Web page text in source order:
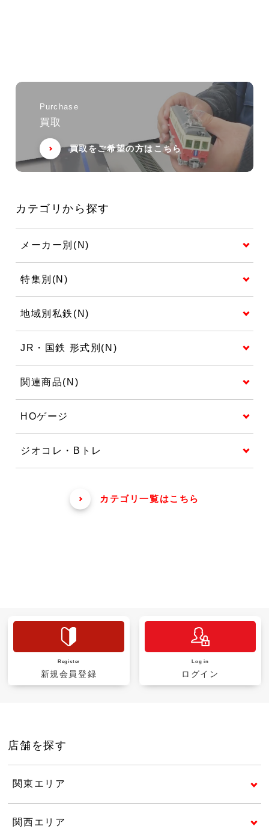
Purchase
買取
買取をご希望の方はこちら
カテゴリから探す
メーカー別(N)
特集別(N)
地域別私鉄(N)
JR・国鉄 形式別(N)
関連商品(N)
HOゲージ
ジオコレ・Bトレ
カテゴリ一覧はこちら
Register
新規会員登録
Log in
ログイン
店舗を探す
関東エリア
関西エリア